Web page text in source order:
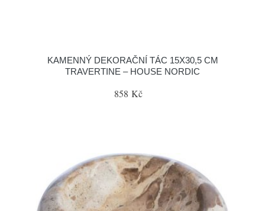
KAMENNÝ DEKORAČNÍ TÁC 15X30,5 CM
TRAVERTINE – HOUSE NORDIC
858 Kč